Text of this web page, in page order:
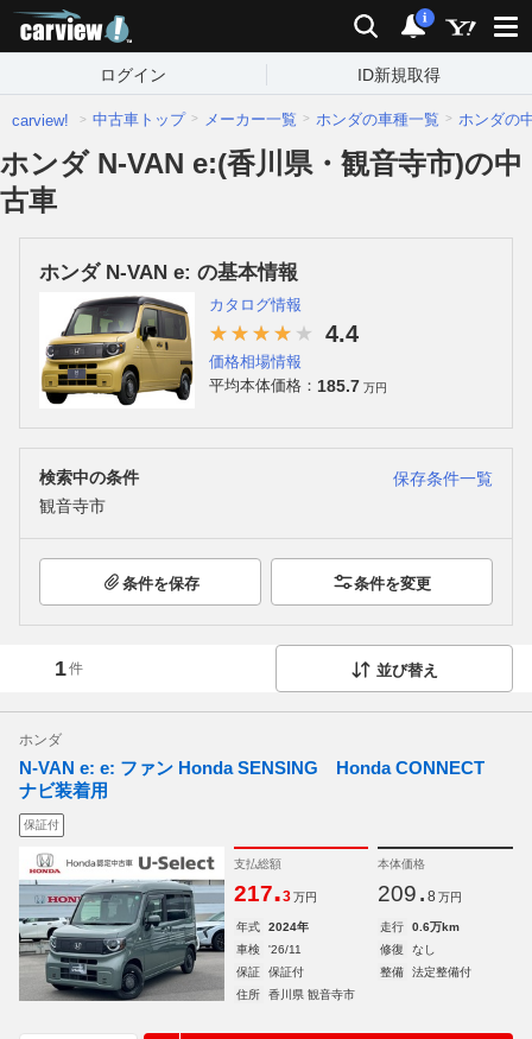
検索 通知
i
ログイン ID新規取得
carview! 中古車トップ メーカー一覧 ホンダの車種一覧 ホンダの
ホンダ N-VAN e:(香川県・観音寺市)の中
古車
ホンダ N-VAN e: の基本情報
カタログ情報
4.4
価格相場情報
平均本体価格： 185.7 万円
検索中の条件
保存条件一覧
観音寺市
条件を保存 条件を変更
1件 並び替え
ホンダ
N-VAN e: e: ファン Honda SENSING Honda CONNECT
ナビ装着用
保証付
支払総額
217.3 万円
本体価格
209. 8 万円
年式 2024年 走行
0.6万km
車検
'26/11 修復
なし
保証
保証付 整備
法定整備付
住所
香川県 観音寺市